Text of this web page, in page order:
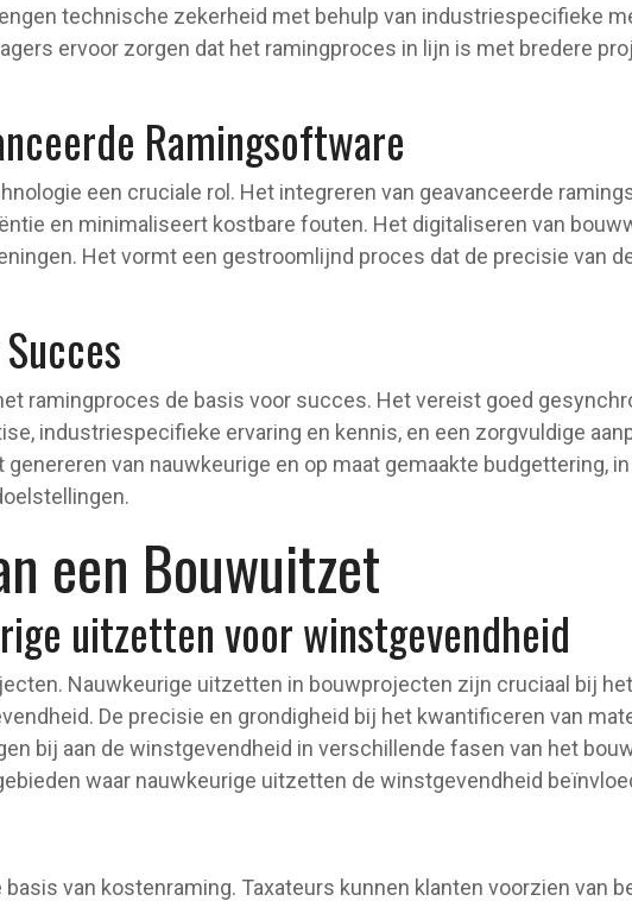
technische zekerheid met behulp van industriespecifieke
ervoor zorgen dat het ramingproces in lijn is met bredere
Ramingsoftware
een cruciale rol. Het integreren van geavanceerde
en minimaliseert kostbare fouten. Het digitaliseren van
Het vormt een gestroomlijnd proces dat de precisie van
ramingproces de basis voor succes. Het vereist goed
industriespecifieke ervaring en kennis, en een zorgvuldige
van nauwkeurige en op maat gemaakte budgettering,
een Bouwuitzet
uitzetten voor winstgevendheid
Nauwkeurige uitzetten in bouwprojecten zijn cruciaal bij
De precisie en grondigheid bij het kwantificeren van
bij aan de winstgevendheid in verschillende fasen van het
waar nauwkeurige uitzetten de winstgevendheid
van kostenraming. Taxateurs kunnen klanten voorzien van